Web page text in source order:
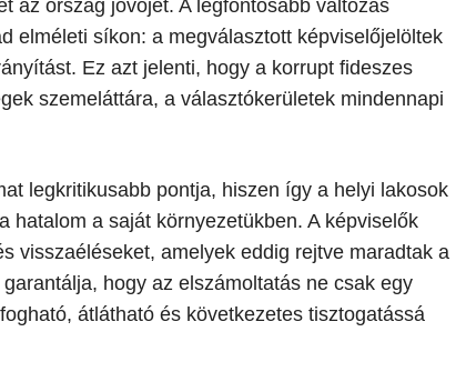
az ország jövőjét. A legfontosabb változás
elméleti síkon: a megválasztott képviselőjelöltek
Ez azt jelenti, hogy a korrupt fideszes
szemeláttára, a választókerületek mindennapi
legkritikusabb pontja, hiszen így a helyi lakosok
hatalom a saját környezetükben. A képviselők
visszaéléseket, amelyek eddig rejtve maradtak a
hogy az elszámoltatás ne csak egy
átlátható és következetes tisztogatássá